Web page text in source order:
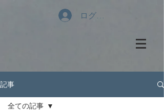
ログイン
記事
全ての記事